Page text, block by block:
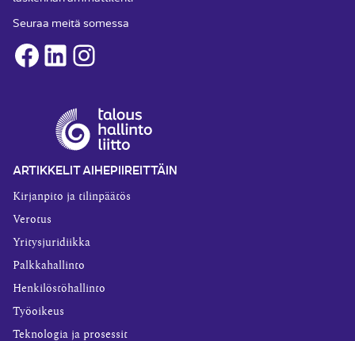
Seuraa meitä somessa
Facebook
LinkedInInstagram
ARTIKKELIT AIHEPIIREITTÄIN
Kirjanpito ja tilinpäätös
Verotus
Yritysjuridiikka
Palkkahallinto
Henkilöstöhallinto
Työoikeus
Teknologia ja prosessit